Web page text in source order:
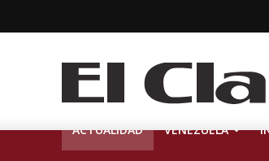
ACTUALIDAD VENEZUELA